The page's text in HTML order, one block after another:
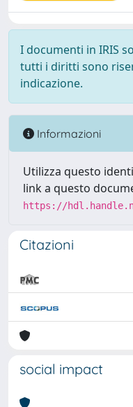
I documenti in IRIS
tutti i diritti sono
indicazione.
Informazioni
Utilizza questo
link a questo
https://
Citazioni
social impact